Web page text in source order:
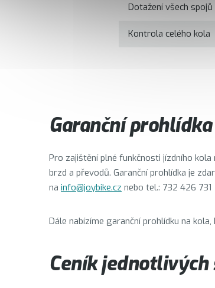
Dotažení všech spojů
Kontrola celého kola
Garanční
Pro zajištění plné funkčnosti jízdního
brzd a převodů. Garanční prohlídka je
na info@joybike.cz nebo tel.: 732 426 731
Dále nabízíme garanční prohlídku na
Ceník